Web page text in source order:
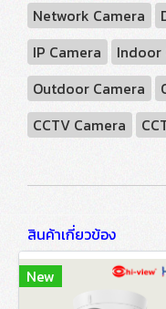
Network Camera
IP Camera
Indoor
Outdoor Camera
CCTV Camera
สินค้าเกี่ยวข้อง
New